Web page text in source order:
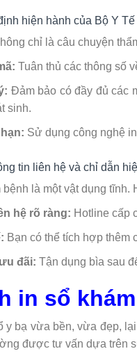
hiện hành của Bộ Y Tế
chỉ là câu chuyện
Tuân thủ các thông số
Đảm bảo có đầy đủ các
sinh.
Sử dụng công nghệ
tin liên hệ và chỉ dẫn
là một vật dụng tĩnh.
hệ rõ ràng: Hotline cấp
Bạn có thể tích hợp thêm
đãi: Tận dụng bìa sau
in sổ
y bạ vừa bền, vừa đẹp,
được tư vấn dựa trên